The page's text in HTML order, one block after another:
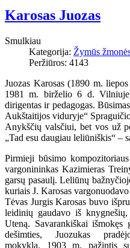
Karosas Juozas
Smulkiau
Kategorija: Žymūs
Peržiūros: 4143
Juozas Karosas (1890 m.
1981 m. birželio 6 d.
dirigentas ir pedagogas.
Aukštaitijos viduryje“
Anykščių valsčiui, bet vos už
„Tad esu daugiau leliūniškis“ –
Pirmieji būsimo
vargonininkas Kazimieras
garsų pasaulį. Leliūnų
kuriais J. Karosas
Tėvas Jurgis Karosas buvo
leidinių gaudavo iš
Uteną. Savarankiškai išmokęs
dešimties, Juozukas
mokyklą. 1903 m. pažintis